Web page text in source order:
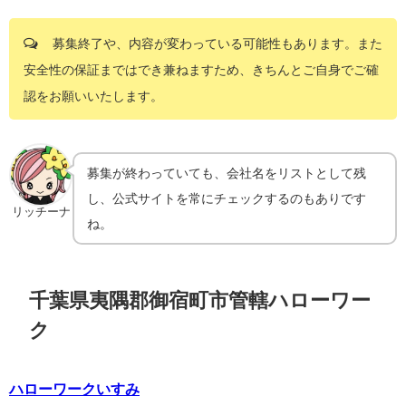
募集終了や、内容が変わっている可能性もあります。また
安全性の保証まではでき兼ねますため、きちんとご自身でご確
認をお願いいたします。
リッチーナ
募集が終わっていても、会社名をリストとして残
し、公式サイトを常にチェックするのもありです
ね。
千葉県夷隅郡御宿町市管轄ハローワー
ク
ハローワークいすみ